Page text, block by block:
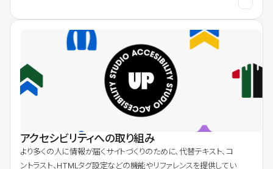
アクセシビリティへの取り組み
より多くの人に情報が届くサイトづくりのために、代替テキスト、コ
ントラスト、HTMLタグ設定などの機能やリファレンスを提供してい